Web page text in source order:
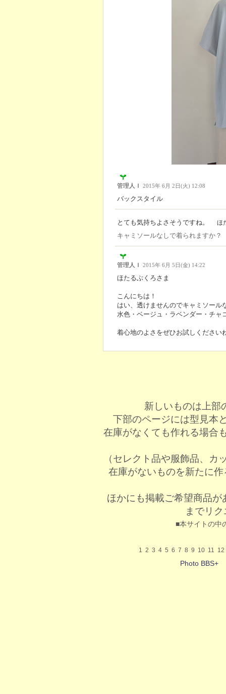
管理人Ｉ 2015年 6月 2日(火) 12:08
バックスタイル
とても気持ちよさそうですね。 ほ
キャミソールなしで着られますか？
管理人Ｉ 2015年 6月 5日(金) 14:22
ほたるぶくろさま
こんにちは！
はい、透けませんのでキャミソール
水色・ベージュ・ラベンダー・チャ
着心地のよさをぜひお試しください
新しいものは上部
下部のページには型見本
在庫がなくても作れる場合
（セレクト品や服飾品、
在庫がないものを新たに
ほかにも掲載ご希望商品が
までリ
■本サイトの中
1 2 3 4 5 6 7 8 9 10 11 12
Photo BBS+